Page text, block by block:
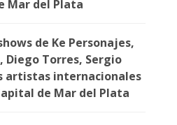
Mar del Plata
de Ke Personajes,
Diego Torres, Sergio
artistas internacionales
de Mar del Plata